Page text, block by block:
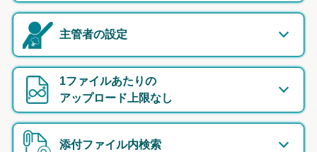
主管者の設定
1ファイルあたりの
アップロード上限なし
添付ファイル内検索